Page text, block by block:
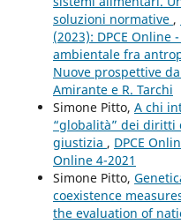
soluzioni normative ,
(2023): DPCE Online
ambientale fra
Nuove prospettive
Amirante e R. Tarchi
Simone Pitto, A chi
“globalità” dei diritti
giustizia , DPCE
Online 4-2021
Simone Pitto,
coexistence
the evaluation of